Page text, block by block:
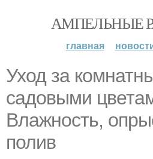
АМПЕЛЬНЫЕ
главная
Уход за
садовыми
Влажность,
полив